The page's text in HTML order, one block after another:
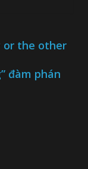
or the other
đàm phán